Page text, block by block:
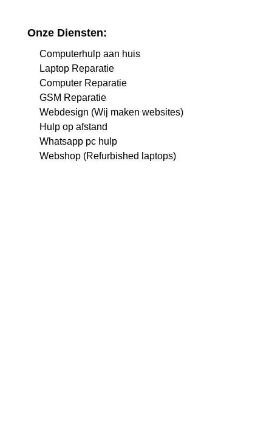
Onze Diensten:
Computerhulp aan huis
Laptop Reparatie
Computer Reparatie
GSM Reparatie
Webdesign (Wij maken websites)
Hulp op afstand
Whatsapp pc hulp
Webshop (Refurbished laptops)